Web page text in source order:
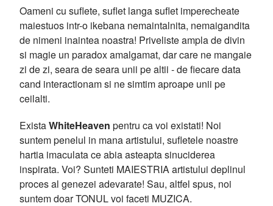
Oameni cu suflete, suflet langa suflet imperecheate
maiestuos intr-o ikebana nemaintalnita, nemaigandita
de nimeni inaintea noastra! Priveliste ampla de divin
si magie un paradox amalgamat, dar care ne mangaie
zi de zi, seara de seara unii pe altii - de fiecare data
cand interactionam si ne simtim aproape unii pe
ceilalti.
ExistaWhiteHeaven pentru ca voi existati! Noi
suntem penelul in mana artistului, sufletele noastre
hartia imaculata ce abia asteapta sinuciderea
inspirata. Voi? Sunteti MAIESTRIA artistului deplinul
proces al genezei adevarate! Sau, altfel spus, noi
suntem doar TONUL voi faceti MUZICA.